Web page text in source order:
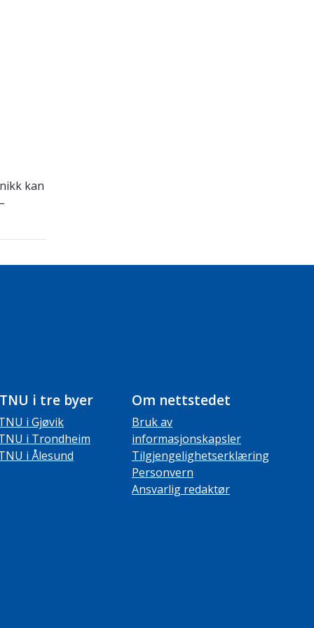
kan
i tre byer
i Gjøvik
i Trondheim
i Ålesund
Om nettstedet
Bruk av
informasjonskapsler
Tilgjengelighetserklæring
Personvern
Ansvarlig redaktør